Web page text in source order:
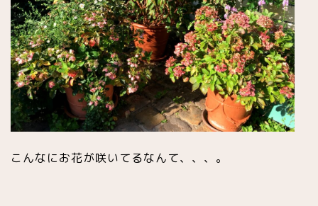
こんなにお花が咲いてるなんて、、、。